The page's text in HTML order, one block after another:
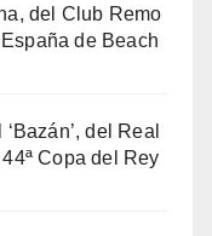
del Club Remo
de Beach
del Real
Copa del Rey